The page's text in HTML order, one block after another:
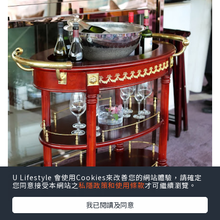
U Lifestyle 會使用Cookies來改善您的網站體驗，請確定
您同意接受本網站之私隱政策和使用條款才可繼續瀏覽。
我已閱讀及同意